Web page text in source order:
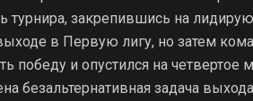
турнира, закрепившись на
в Первую лигу, но затем
победу и опустился на четвертое
безальтернативная задача